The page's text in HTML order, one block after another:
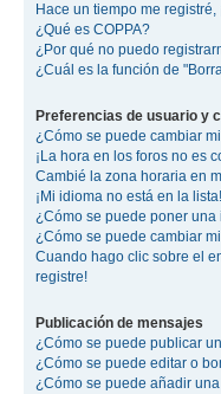
Hace un tiempo me
¿Qué es COPPA?
¿Por qué no puedo
¿Cuál es la función de
Preferencias de usuario y
¿Cómo se puede cambiar
¡La hora en los foros no es
Cambié la zona horaria en
¡Mi idioma no está en la lista!
¿Cómo se puede poner
¿Cómo se puede cambiar
Cuando hago clic sobre el
registre!
Publicación de mensajes
¿Cómo se puede publicar
¿Cómo se puede editar o
¿Cómo se puede añadir